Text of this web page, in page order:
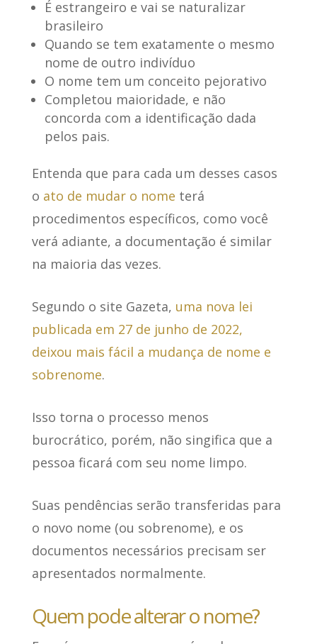
É estrangeiro e vai se naturalizar
brasileiro
Quando se tem exatamente o mesmo
nome de outro indivíduo
O nome tem um conceito pejorativo
Completou maioridade, e não
concorda com a identificação dada
pelos pais.
Entenda que para cada um desses casos
o ato de mudar o nome terá
procedimentos específicos, como você
verá adiante, a documentação é similar
na maioria das vezes.
Segundo o site Gazeta, uma nova lei
publicada em 27 de junho de 2022,
deixou mais fácil a mudança de nome e
sobrenome.
Isso torna o processo menos
burocrático, porém, não singifica que a
pessoa ficará com seu nome limpo.
Suas pendências serão transferidas para
o novo nome (ou sobrenome), e os
documentos necessários precisam ser
apresentados normalmente.
Quem pode alterar o nome?